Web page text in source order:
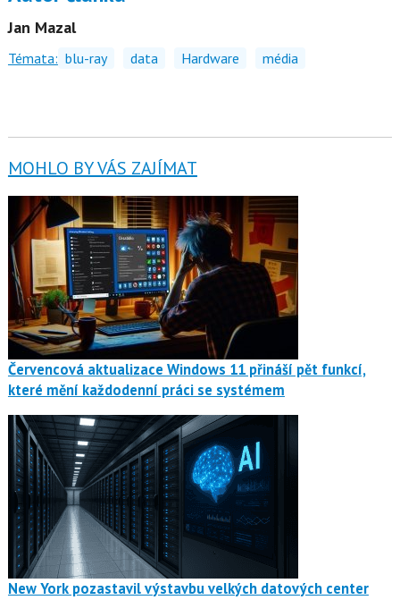
Jan Mazal
Témata: blu-ray data Hardware média
MOHLO BY VÁS ZAJÍMAT
Červencová aktualizace Windows 11 přináší pět funkcí,
které mění každodenní práci se systémem
New York pozastavil výstavbu velkých datových center